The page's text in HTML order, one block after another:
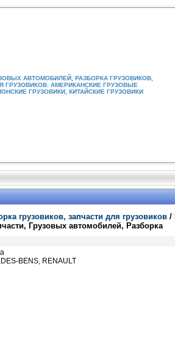
АВТОМОБИЛЕЙ, РАЗБОРКА ГРУЗОВИКОВ,
ГРУЗОВИКОВ: АМЕРИКАНСКИЕ ГРУЗОВЫЕ
ГРУЗОВИКИ, КИТАЙСКИЕ ГРУЗОВИКИ
грузовиков, запчасти для грузовиков /
Грузовых автомобилей, Разборка
BENS, RENAULT